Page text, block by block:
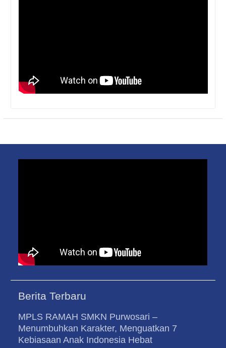
Berita Terbaru
MPLS RAMAH SMKN Purwosari –
Menumbuhkan Karakter, Menguatkan 7
Kebiasaan Anak Indonesia Hebat